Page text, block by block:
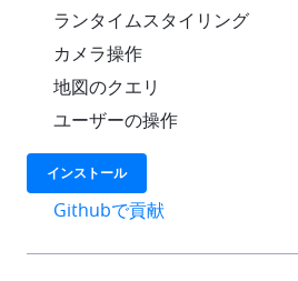
check
ランタイムスタイリング
check
カメラ操作
check
地図のクエリ
check
ユーザーの操作
インストール
Githubで貢献